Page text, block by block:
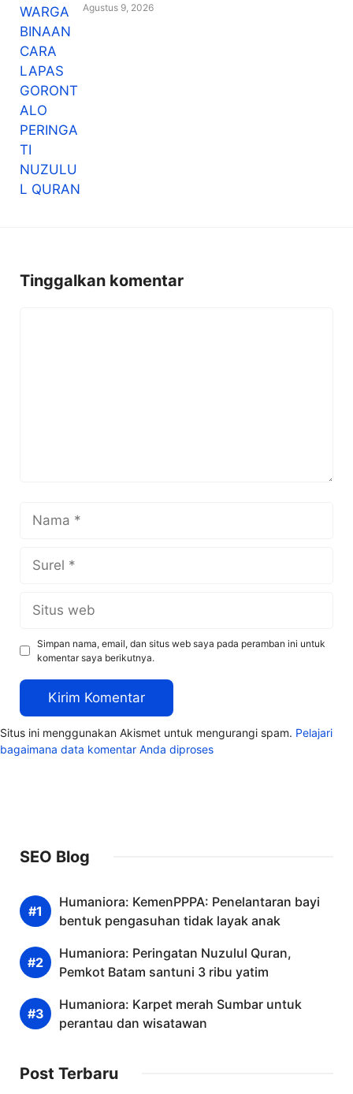
Agustus 9, 2026
Tinggalkan komentar
web
Simpan nama, email, dan situs web saya pada peramban ini untuk
komentar saya berikutnya.
Situs ini menggunakan Akismet untuk mengurangi spam. Pelajari
bagaimana data komentar Anda diproses
SEO Blog
Humaniora: KemenPPPA: Penelantaran bayi
bentuk pengasuhan tidak layak anak
Humaniora: Peringatan Nuzulul Quran,
Pemkot Batam santuni 3 ribu yatim
Humaniora: Karpet merah Sumbar untuk
perantau dan wisatawan
Post Terbaru